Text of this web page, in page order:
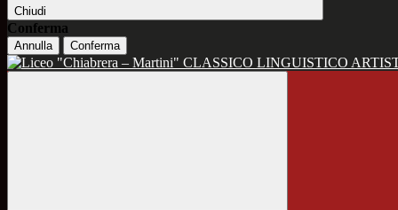
Chiudi
Conferma
Annulla Conferma
CLASSICO LINGUISTICO